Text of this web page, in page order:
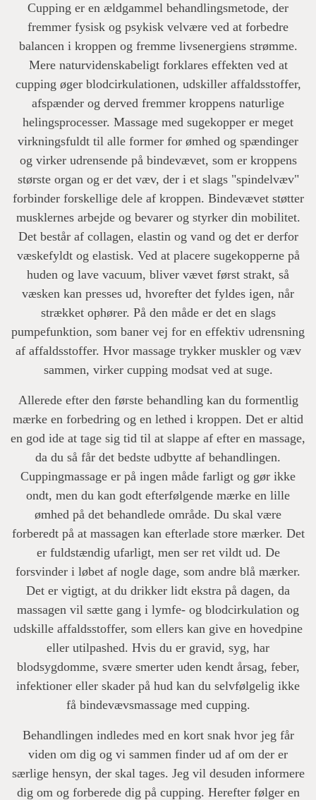
Cupping er en ældgammel behandlingsmetode, der
fremmer fysisk og psykisk velvære ved at forbedre
balancen i kroppen og fremme livsenergiens strømme.
Mere naturvidenskabeligt forklares effekten ved at
cupping øger blodcirkulationen, udskiller affaldsstoffer,
afspænder og derved fremmer kroppens naturlige
helingsprocesser. Massage med sugekopper er meget
virkningsfuldt til alle former for ømhed og spændinger
og virker udrensende på bindevævet, som er kroppens
største organ og er det væv, der i et slags "spindelvæv"
forbinder forskellige dele af kroppen. Bindevævet støtter
musklernes arbejde og bevarer og styrker din mobilitet.
Det består af collagen, elastin og vand og det er derfor
væskefyldt og elastisk. Ved at placere sugekopperne på
huden og lave vacuum, bliver vævet først strakt, så
væsken kan presses ud, hvorefter det fyldes igen, når
strækket ophører. På den måde er det en slags
pumpefunktion, som baner vej for en effektiv udrensning
af affaldsstoffer. Hvor massage trykker muskler og væv
sammen, virker cupping modsat ved at suge.
Allerede efter den første behandling kan du formentlig
mærke en forbedring og en lethed i kroppen. Det er altid
en god ide at tage sig tid til at slappe af efter en massage,
da du så får det bedste udbytte af behandlingen.
Cuppingmassage er på ingen måde farligt og gør ikke
ondt, men du kan godt efterfølgende mærke en lille
ømhed på det behandlede område. Du skal være
forberedt på at massagen kan efterlade store mærker. Det
er fuldstændig ufarligt, men ser ret vildt ud. De
forsvinder i løbet af nogle dage, som andre blå mærker.
Det er vigtigt, at du drikker lidt ekstra på dagen, da
massagen vil sætte gang i lymfe- og blodcirkulation og
udskille affaldsstoffer, som ellers kan give en hovedpine
eller utilpashed. Hvis du er gravid, syg, har
blodsygdomme, svære smerter uden kendt årsag, feber,
infektioner eller skader på hud kan du selvfølgelig ikke
få bindevævsmassage med cupping.
Behandlingen indledes med en kort snak hvor jeg får
viden om dig og vi sammen finder ud af om der er
særlige hensyn, der skal tages. Jeg vil desuden informere
dig om og forberede dig på cupping. Herefter følger en